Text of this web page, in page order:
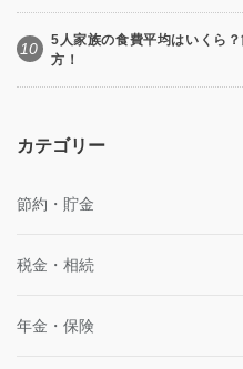
10
5人家族の食費平均はいくら
方！
カテゴリー
節約・貯金
税金・相続
年金・保険